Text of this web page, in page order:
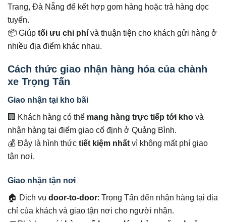
Trang, Đà Nẵng để kết hợp gom hàng hoặc trả hàng dọc
tuyến.
📦 Giúp tối ưu chi phívà thuận tiện cho khách gửi hàng ở
nhiều địa điểm khác nhau.
Cách thức giao nhận hàng hóa của chành
xe Trọng Tấn
Giao nhận tại kho bãi
🏢 Khách hàng có thể mang hàng trực tiếp tới kho và
nhận hàng tại điểm giao cố định ở Quảng Bình.
💰 Đây là hình thức tiết kiệm nhất vì không mất phí giao
tận nơi.
Giao nhận tận nơi
🏠 Dịch vụ door-to-door: Trọng Tấn đến nhận hàng tại địa
chỉ của khách và giao tận nơi cho người nhận.